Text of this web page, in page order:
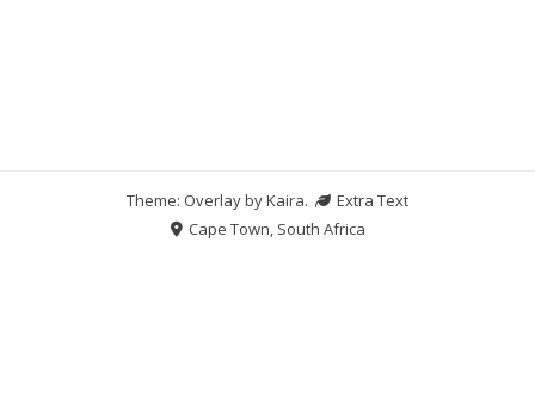
Theme: Overlay byKaira.
Extra Text
Cape Town, South Africa